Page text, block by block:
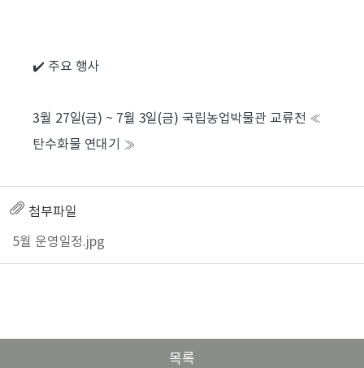
✔️ 주요 행사
3월 27일(금) ~ 7월 3일(금) 국립농업박물관 교류전 ≪
탄수화물 연대기 ≫
첨부파일
5월 운영일정.jpg